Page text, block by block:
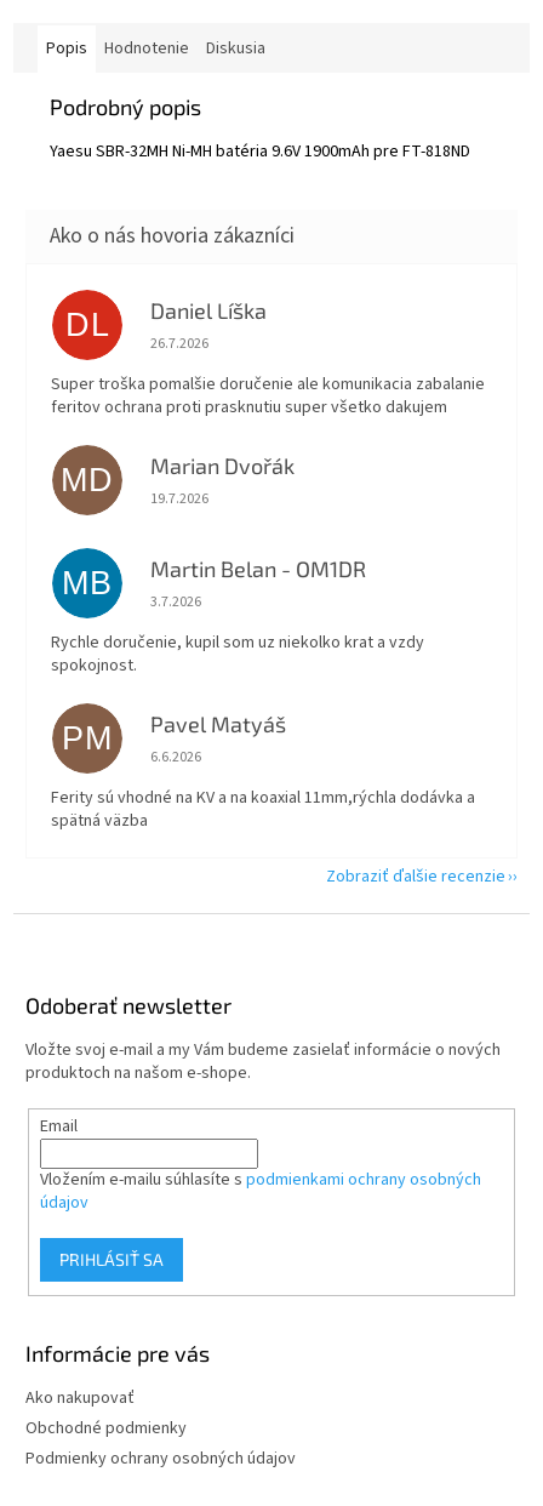
Popis Hodnotenie Diskusia
Podrobný popis
Yaesu SBR-32MH Ni-MH batéria 9.6V 1900mAh pre FT-818ND
DL Daniel Líška
Hodnotenie obchodu je 5 z 5 hviezdičiek.
26.7.2026
Super troška pomalšie doručenie ale komunikacia zabalanie
feritov ochrana proti prasknutiu super všetko dakujem
MD Marian Dvořák
Hodnotenie obchodu je 5 z 5 hviezdičiek.
19.7.2026
MB Martin Belan - OM1DR
Hodnotenie obchodu je 5 z 5 hviezdičiek.
3.7.2026
Rychle doručenie, kupil som uz niekolko krat a vzdy
spokojnost.
PM Pavel Matyáš
Hodnotenie obchodu je 5 z 5 hviezdičiek.
6.6.2026
Ferity sú vhodné na KV a na koaxial 11mm,rýchla dodávka a
spätná väzba
Zobraziť ďalšie recenzie
Odoberať newsletter
Vložte svoj e-mail a my Vám budeme zasielať informácie o nových
produktoch na našom e-shope.
Email
Vložením e-mailu súhlasíte s podmienkami ochrany osobných
údajov
PRIHLÁSIŤ SA
Informácie pre vás
Ako nakupovať
Obchodné podmienky
Podmienky ochrany osobných údajov